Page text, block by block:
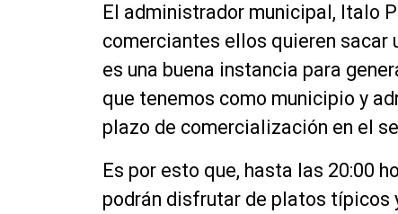
El administrador municipal, Italo
comerciantes ellos quieren sacar
es una buena instancia para
que tenemos como municipio y
plazo de comercialización en el
Es por esto que, hasta las 20:00
podrán disfrutar de platos típicos